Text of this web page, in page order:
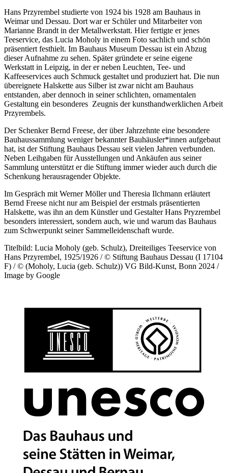
Hans Przyrembel studierte von 1924 bis 1928 am Bauhaus in
Weimar und Dessau. Dort war er Schüler und Mitarbeiter von
Marianne Brandt in der Metallwerkstatt. Hier fertigte er jenes
Teeservice, das Lucia Moholy in einem Foto sachlich und schön
präsentiert festhielt. Im Bauhaus Museum Dessau ist ein Abzug
dieser Aufnahme zu sehen. Später gründete er seine eigene
Werkstatt in Leipzig, in der er neben Leuchten, Tee- und
Kaffeeservices auch Schmuck gestaltet und produziert hat. Die nun
übereignete Halskette aus Silber ist zwar nicht am Bauhaus
entstanden, aber dennoch in seiner schlichten, ornamentalen
Gestaltung ein besonderes Zeugnis der kunsthandwerklichen Arbeit
Przyrembels.
Der Schenker Bernd Freese, der über Jahrzehnte eine besondere
Bauhaussammlung weniger bekannter Bauhäusler*innen aufgebaut
hat, ist der Stiftung Bauhaus Dessau seit vielen Jahren verbunden.
Neben Leihgaben für Ausstellungen und Ankäufen aus seiner
Sammlung unterstützt er die Stiftung immer wieder auch durch die
Schenkung herausragender Objekte.
Im Gespräch mit Werner Möller und Theresia Ilchmann erläutert
Bernd Freese nicht nur am Beispiel der erstmals präsentierten
Halskette, was ihn an dem Künstler und Gestalter Hans Pryzrembel
besonders interessiert, sondern auch, wie und warum das Bauhaus
zum Schwerpunkt seiner Sammelleidenschaft wurde.
Titelbild: Lucia Moholy (geb. Schulz), Dreiteiliges Teeservice von
Hans Przyrembel, 1925/1926 / © Stiftung Bauhaus Dessau (I 17104
F) / © (Moholy, Lucia (geb. Schulz)) VG Bild-Kunst, Bonn 2024 /
Image by Google